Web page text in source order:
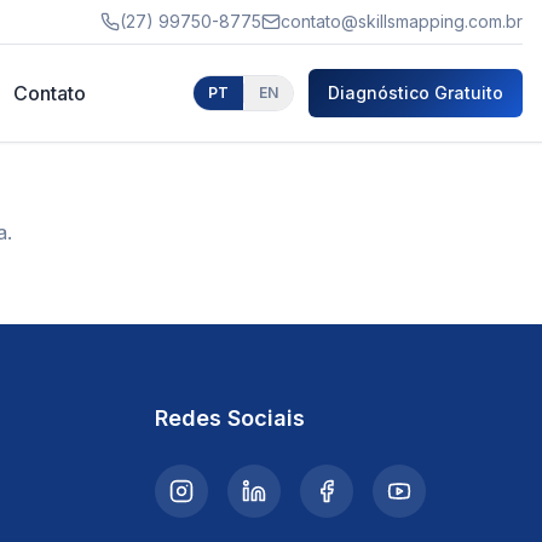
(27) 99750-8775 contato@skillsmapping.com.br
Contato PT EN Diagnóstico Gratuito
Redes Sociais